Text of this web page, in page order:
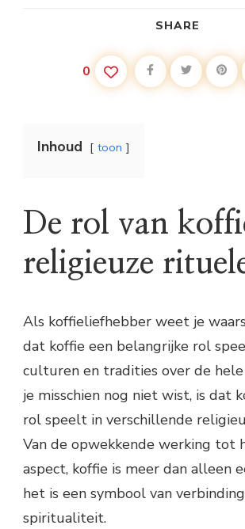
SHARE
0
Inhoud toon
De rol van
religieuze
Als koffieliefhebber weet je
dat koffie een belangrijke rol
culturen en tradities over de
je misschien nog niet wist, is dat
rol speelt in verschillende
Van de opwekkende werking tot
aspect, koffie is meer dan alleen
het is een symbool van
spiritualiteit.